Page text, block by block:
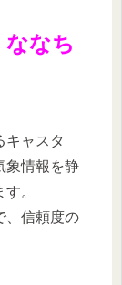
なち
キャスタ
象情報を静
。
、信頼度の